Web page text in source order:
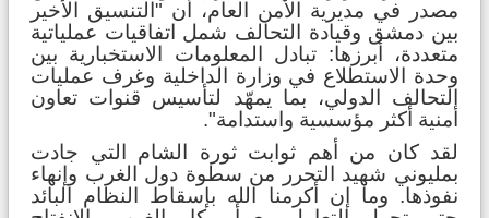
مصدر في مديرية الأمن العام، أن "التنسيق الأخير
بين دمشق وقيادة التحالف شمل اتفاقيات عملياتية
متعددة، أبرزها: تبادل المعلومات الاستخبارية بين
وحدة الاستطلاع في وزارة الداخلية وغرف عمليات
التحالف الدولي، بما يمهّد لتأسيس قنوات تعاون
أمنية أكثر مؤسسية واستدامة".
لقد كان من أهم ثوابت ثورة الشام التي جادت
بمليوني شهيد التحرر من سطوة دول الغرب وإنهاء
نفوذها. وما إن أكرمنا الله بإسقاط النظام البائد